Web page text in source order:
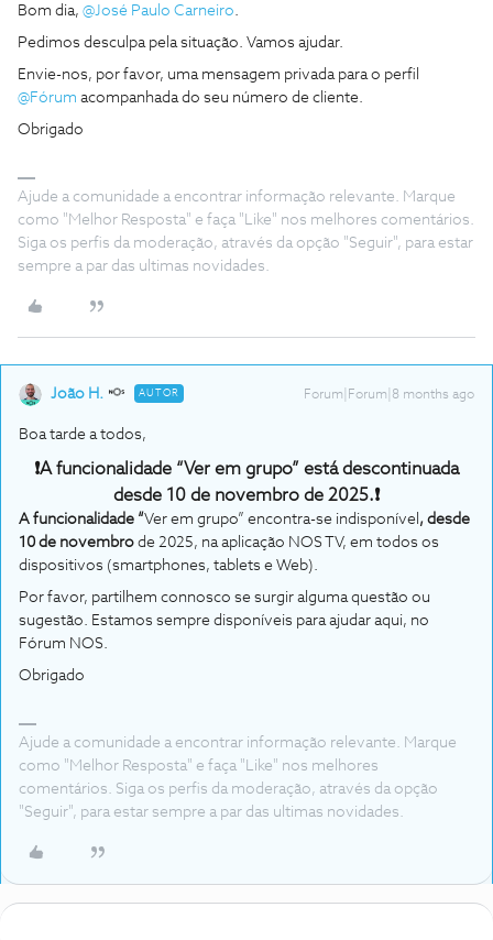
Bom dia, @José Paulo Carneiro.
Pedimos desculpa pela situação. Vamos ajudar.
Envie-nos, por favor, uma mensagem privada para o perfil
@Fórum acompanhada do seu número de cliente.
Obrigado
Ajude a comunidade a encontrar informação relevante. Marque
como "Melhor Resposta" e faça "Like" nos melhores comentários.
Siga os perfis da moderação, através da opção "Seguir", para estar
sempre a par das ultimas novidades.
João H. AUTOR Forum|Forum|8 months ago
Boa tarde a todos,
❗A funcionalidade “Ver em grupo” está descontinuada
desde 10 de novembro de 2025.❗
A funcionalidade “Ver em grupo” encontra-se indisponível , desde
10 de novembro de 2025, na aplicação NOS TV, em todos os
dispositivos (smartphones, tablets e Web).
Por favor, partilhem connosco se surgir alguma questão ou
sugestão. Estamos sempre disponíveis para ajudar aqui, no
Fórum NOS.
Obrigado
Ajude a comunidade a encontrar informação relevante. Marque
como "Melhor Resposta" e faça "Like" nos melhores
comentários. Siga os perfis da moderação, através da opção
"Seguir", para estar sempre a par das ultimas novidades.